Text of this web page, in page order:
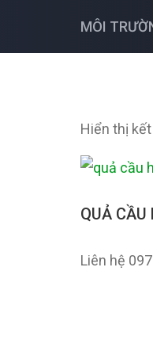
MÔI
Hiển thị
QUẢ
Liên hệ